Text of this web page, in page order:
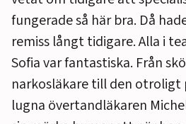
fungerade så här bra. Då
remiss långt tidigare. Alla i
Sofia var fantastiska. Från
narkosläkare till den otroligt
lugna övertandläkaren